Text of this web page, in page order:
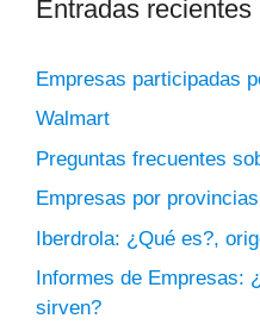
Entradas recientes
Empresas participadas
Walmart
Preguntas frecuentes
Empresas por
Iberdrola: ¿Qué es?,
Informes de Empresas:
sirven?